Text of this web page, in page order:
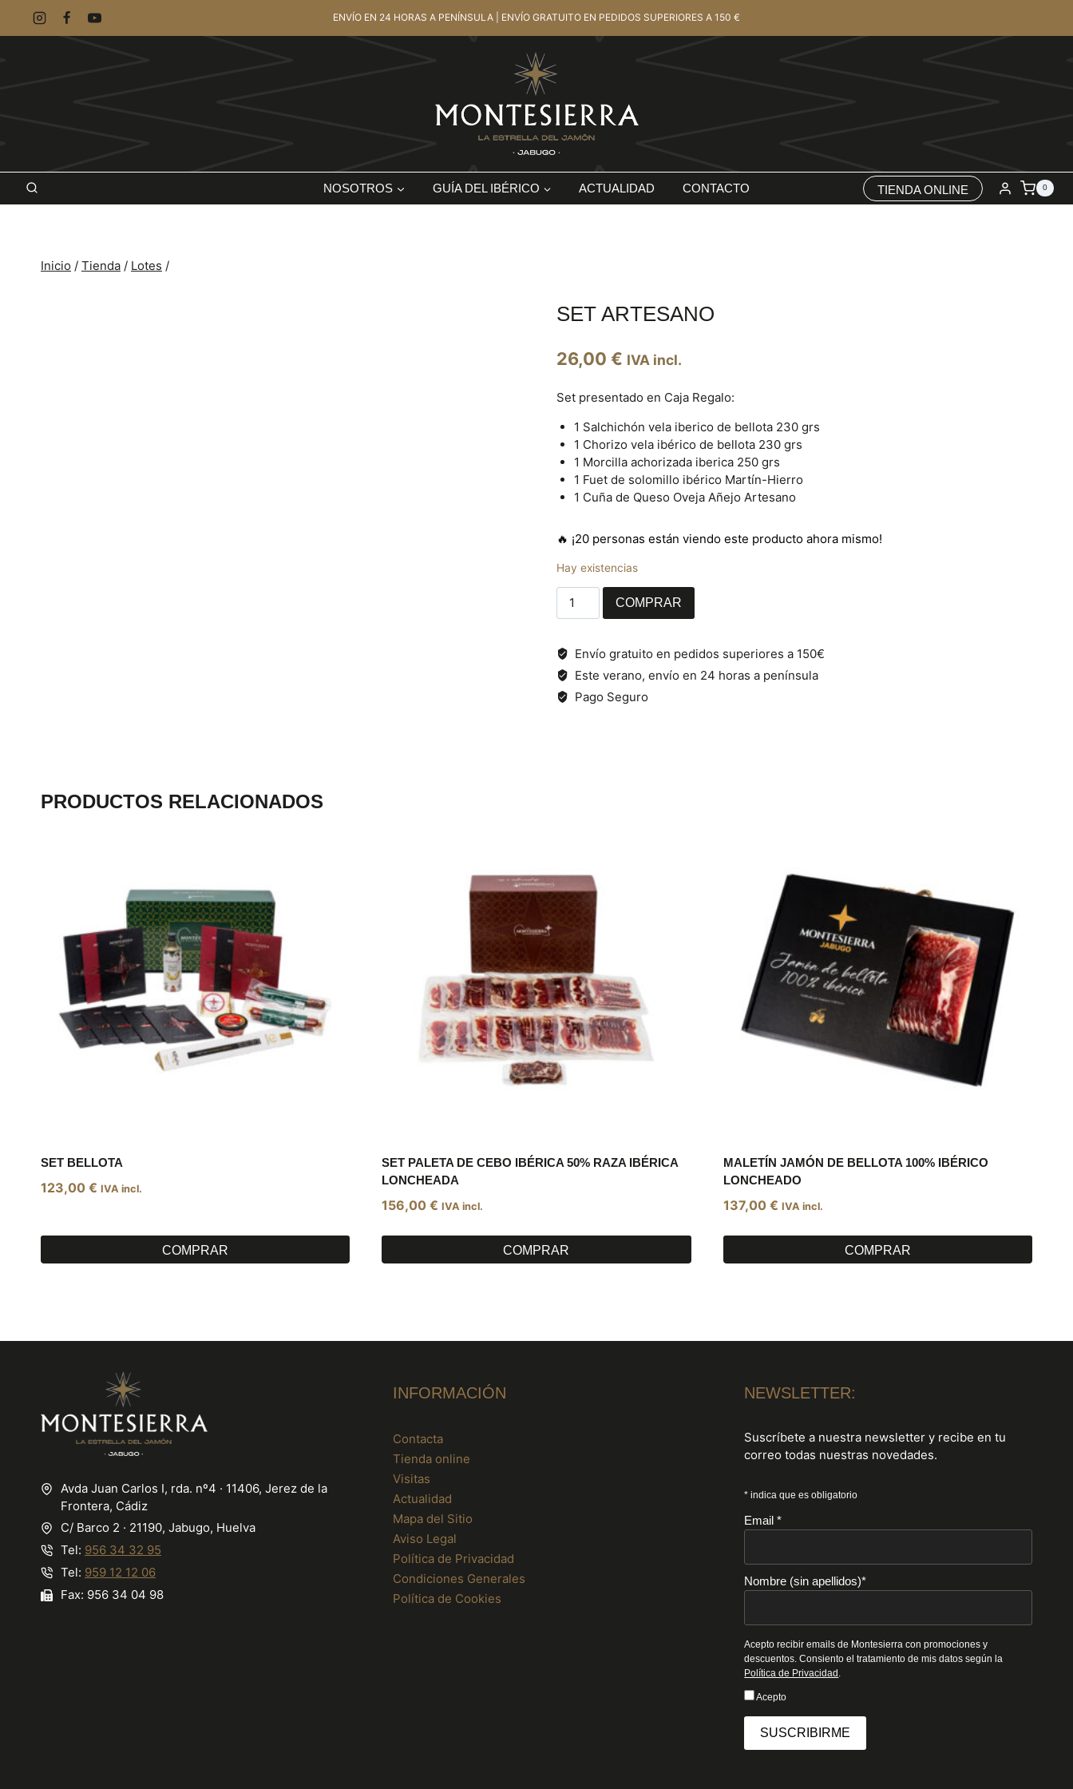
ENVÍO EN 24 HORAS A PENÍNSULA | ENVÍO GRATUITO EN PEDIDOS SUPERIORES A 150 €
NOSOTROS GUÍA DEL IBÉRICO ACTUALIDAD CONTACTO TIENDA ONLINE 0
Inicio / Tienda / Lotes /
SET ARTESANO
26,00 € IVA incl.
Set presentado en Caja Regalo:
1 Salchichón vela iberico de bellota 230 grs
1 Chorizo vela ibérico de bellota 230 grs
1 Morcilla achorizada iberica 250 grs
1 Fuet de solomillo ibérico Martín-Hierro
1 Cuña de Queso Oveja Añejo Artesano
🔥 ¡20 personas están viendo este producto ahora mismo!
Hay existencias
Artesano
COMPRAR
Envío gratuito en pedidos superiores a 150€
Este verano, envío en 24 horas a península
Pago Seguro
PRODUCTOS RELACIONADOS
SET BELLOTA
123,00 € IVA incl.
COMPRAR
SET PALETA DE CEBO IBÉRICA 50% RAZA IBÉRICA
LONCHEADA
156,00€ IVA incl.
COMPRAR
MALETÍN JAMÓN DE BELLOTA 100% IBÉRICO
LONCHEADO
137,00 € IVA incl.
COMPRAR
Avda Juan Carlos I, rda. nº4 · 11406, Jerez de la
Frontera, Cádiz
C/ Barco 2 · 21190, Jabugo, Huelva
Tel: 956 34 32 95
Tel: 959 12 12 06
Fax: 956 34 04 98
INFORMACIÓN
Contacta
Tienda online
Visitas
Actualidad
Mapa del Sitio
Aviso Legal
Política de Privacidad
Condiciones Generales
Política de Cookies
NEWSLETTER:
Suscríbete a nuestra newsletter y recibe en tu
correo todas nuestras novedades.
* indica que es obligatorio
Email *
Nombre (sin apellidos)*
Acepto recibir emails de Montesierra con promociones y
descuentos. Consiento el tratamiento de mis datos según la
Política de Privacidad .
Acepto
SUSCRIBIRME